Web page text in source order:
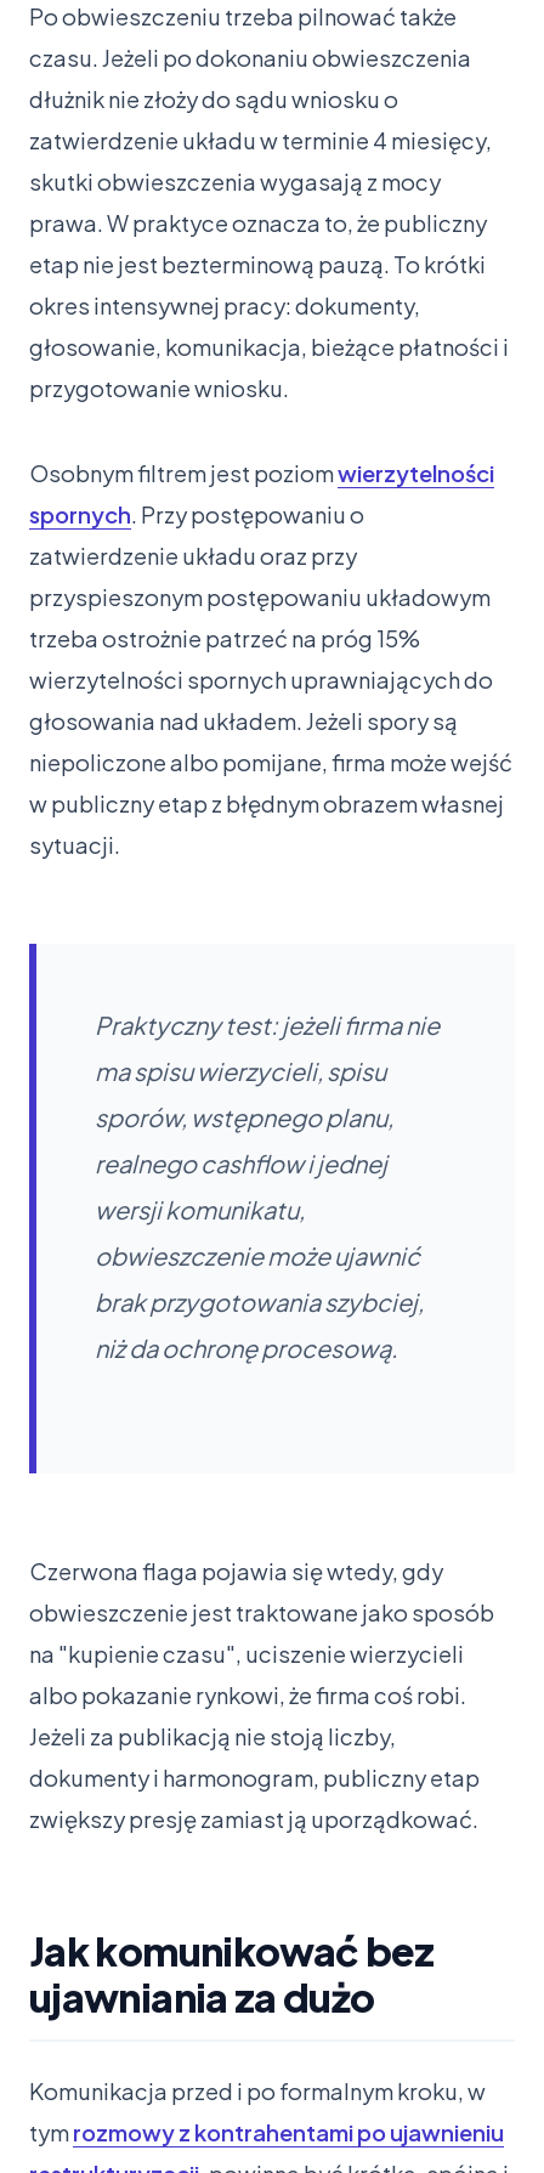
Po obwieszczeniu trzeba pilnować także
czasu. Jeżeli po dokonaniu obwieszczenia
dłużnik nie złoży do sądu wniosku o
zatwierdzenie układu w terminie 4 miesięcy,
skutki obwieszczenia wygasają z mocy
prawa. W praktyce oznacza to, że publiczny
etap nie jest bezterminową pauzą. To krótki
okres intensywnej pracy: dokumenty,
głosowanie, komunikacja, bieżące płatności i
przygotowanie wniosku.
Osobnym filtrem jest poziomwierzytelności
spornych. Przy postępowaniu o
zatwierdzenie układu oraz przy
przyspieszonym postępowaniu układowym
trzeba ostrożnie patrzeć na próg 15%
wierzytelności spornych uprawniających do
głosowania nad układem. Jeżeli spory są
niepoliczone albo pomijane, firma może wejść
w publiczny etap z błędnym obrazem własnej
sytuacji.
Praktyczny test: jeżeli firma nie
ma spisu wierzycieli, spisu
sporów, wstępnego planu,
realnego cashflow i jednej
wersji komunikatu,
obwieszczenie może ujawnić
brak przygotowania szybciej,
niż da ochronę procesową.
Czerwona flaga pojawia się wtedy, gdy
obwieszczenie jest traktowane jako sposób
na "kupienie czasu", uciszenie wierzycieli
albo pokazanie rynkowi, że firma coś robi.
Jeżeli za publikacją nie stoją liczby,
dokumenty i harmonogram, publiczny etap
zwiększy presję zamiast ją uporządkować.
Jak komunikować bez
ujawniania za dużo
Komunikacja przed i po formalnym kroku, w
tymrozmowy z kontrahentami po ujawnieniu